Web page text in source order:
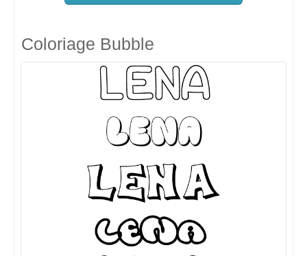
Coloriage Bubble